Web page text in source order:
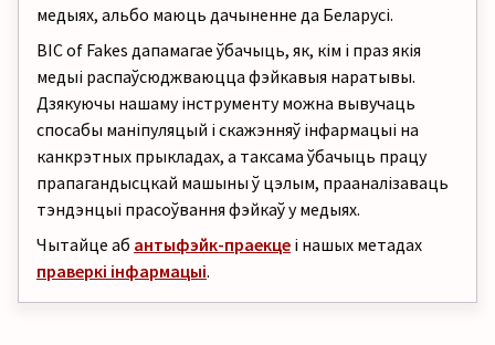
медыях, альбо маюць дачыненне да Беларусі.
BIC of Fakes дапамагае ўбачыць, як, кім і праз якія
медыі распаўсюджваюцца фэйкавыя наратывы.
Дзякуючы нашаму інструменту можна вывучаць
спосабы маніпуляцый і скажэнняў інфармацыі на
канкрэтных прыкладах, а таксама ўбачыць працу
прапагандысцкай машыны ў цэлым, прааналізаваць
тэндэнцыі прасоўвання фэйкаў у медыях.
Чытайце аб антыфэйк-праекце і нашых метадах
праверкі інфармацыі.